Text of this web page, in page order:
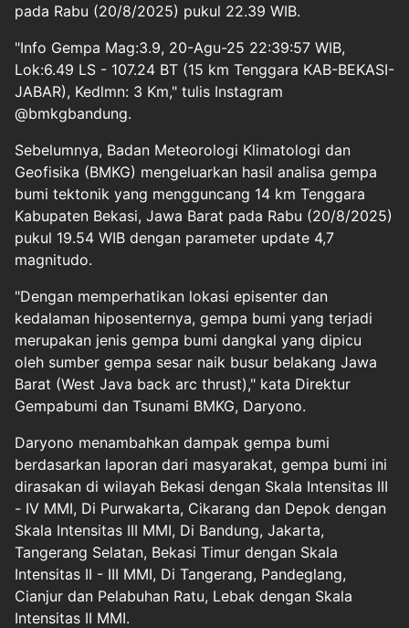
pada Rabu (20/8/2025) pukul 22.39 WIB.
"Info Gempa Mag:3.9, 20-Agu-25 22:39:57 WIB,
Lok:6.49 LS - 107.24 BT (15 km Tenggara KAB-BEKASI-
JABAR), Kedlmn: 3 Km," tulis Instagram
@bmkgbandung.
Sebelumnya, Badan Meteorologi Klimatologi dan
Geofisika (BMKG) mengeluarkan hasil analisa gempa
bumi tektonik yang mengguncang 14 km Tenggara
Kabupaten Bekasi, Jawa Barat pada Rabu (20/8/2025)
pukul 19.54 WIB dengan parameter update 4,7
magnitudo.
"Dengan memperhatikan lokasi episenter dan
kedalaman hiposenternya, gempa bumi yang terjadi
merupakan jenis gempa bumi dangkal yang dipicu
oleh sumber gempa sesar naik busur belakang Jawa
Barat (West Java back arc thrust)," kata Direktur
Gempabumi dan Tsunami BMKG, Daryono.
Daryono menambahkan dampak gempa bumi
berdasarkan laporan dari masyarakat, gempa bumi ini
dirasakan di wilayah Bekasi dengan Skala Intensitas III
- IV MMI, Di Purwakarta, Cikarang dan Depok dengan
Skala Intensitas III MMI, Di Bandung, Jakarta,
Tangerang Selatan, Bekasi Timur dengan Skala
Intensitas II - III MMI, Di Tangerang, Pandeglang,
Cianjur dan Pelabuhan Ratu, Lebak dengan Skala
Intensitas II MMI.